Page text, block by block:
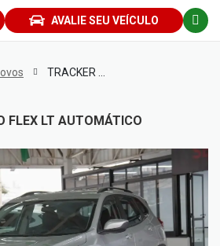
AVALIE SEU VEÍCULO
FLEX LT AUTOMÁTICO